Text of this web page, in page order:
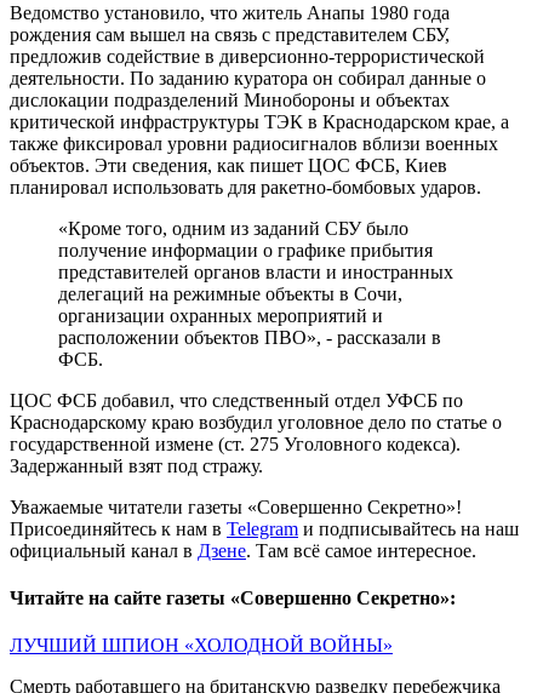
Ведомство установило, что житель Анапы 1980 года
рождения сам вышел на связь с представителем СБУ,
предложив содействие в диверсионно-террористической
деятельности. По заданию куратора он собирал данные о
дислокации подразделений Минобороны и объектах
критической инфраструктуры ТЭК в Краснодарском крае, а
также фиксировал уровни радиосигналов вблизи военных
объектов. Эти сведения, как пишет ЦОС ФСБ, Киев
планировал использовать для ракетно-бомбовых ударов.
«Кроме того, одним из заданий СБУ было
получение информации о графике прибытия
представителей органов власти и иностранных
делегаций на режимные объекты в Сочи,
организации охранных мероприятий и
расположении объектов ПВО», - рассказали в
ФСБ.
ЦОС ФСБ добавил, что следственный отдел УФСБ по
Краснодарскому краю возбудил уголовное дело по статье о
государственной измене (ст. 275 Уголовного кодекса).
Задержанный взят под стражу.
Уважаемые читатели газеты «Совершенно Секретно»!
Присоединяйтесь к нам в Telegram и подписывайтесь на наш
официальный канал в Дзене. Там всё самое интересное.
Читайте на сайте газеты «Совершенно Секретно»:
ЛУЧШИЙ ШПИОН «ХОЛОДНОЙ ВОЙНЫ»
Смерть работавшего на британскую разведку перебежчика